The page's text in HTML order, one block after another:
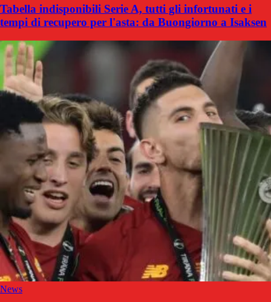
Tabella indisponibili Serie A, tutti gli infortunati e i
tempi di recupero per l'asta: da Buongiorno a Isaksen
News